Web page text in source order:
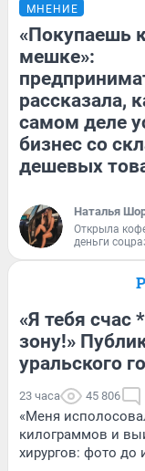
МНЕНИЕ
«Покупаешь
мешке»:
рассказала,
самом деле
бизнес со
дешевых
Наталья
Открыла
деньги
«Я тебя счас
зону!»
уральского
23 часа 45 806
«Меня
килограммов и
хирургов: фото до